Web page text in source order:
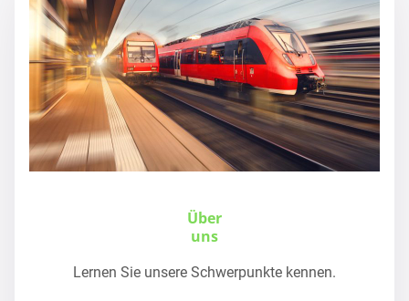
Über
uns
Lernen Sie unsere Schwerpunkte kennen.